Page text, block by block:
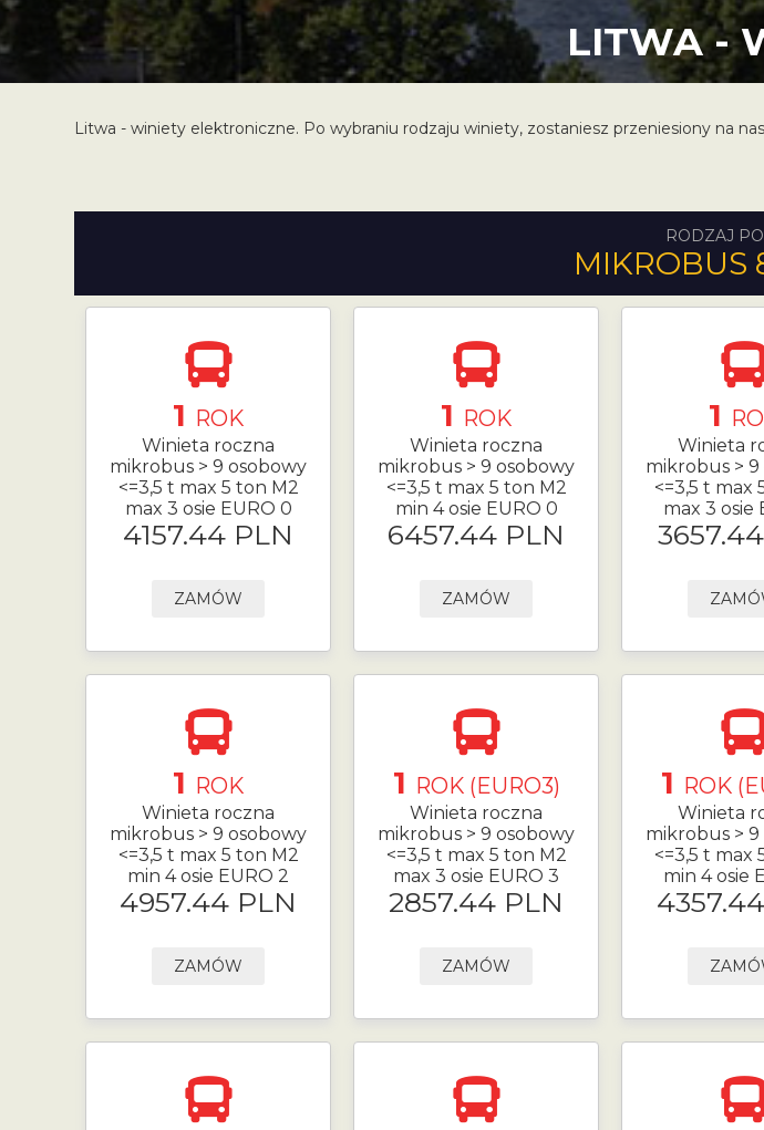
LITWA -
Litwa - winiety elektroniczne. Po wybraniu rodzaju winiety, zostaniesz przeniesiony na
RODZAJ
MIKROBUS
1 ROK
Winieta roczna
mikrobus > 9 osobowy
<=3,5 t max 5 ton M2
max 3 osie EURO 0
4157.44 PLN
ZAMÓW
1 ROK
Winieta roczna
mikrobus > 9 osobowy
<=3,5 t max 5 ton M2
min 4 osie EURO 0
6457.44 PLN
ZAMÓW
1
Winieta
mikrobus >
<=3,5 t max
max 3 osie
1 ROK
Winieta roczna
mikrobus > 9 osobowy
<=3,5 t max 5 ton M2
min 4 osie EURO 2
4957.44 PLN
ZAMÓW
1 ROK (EURO3)
Winieta roczna
mikrobus > 9 osobowy
<=3,5 t max 5 ton M2
max 3 osie EURO 3
2857.44 PLN
ZAMÓW
1 ROK
Winieta
mikrobus >
<=3,5 t max
min 4 osie